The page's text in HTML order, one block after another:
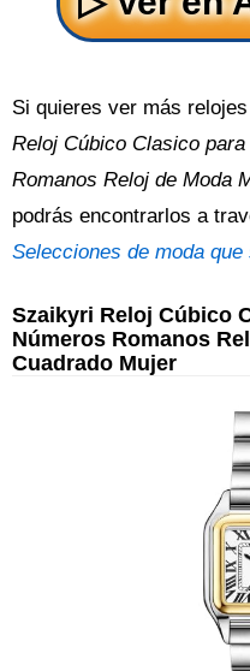
Si quieres ver más
Reloj Cúbico Clasico
Romanos Reloj de Moda
podrás encontrarlos a
Selecciones de moda
Szaikyri Reloj Cúbico
Números Romanos
Cuadrado Mujer